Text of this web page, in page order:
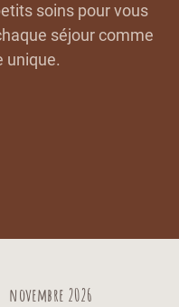
soins pour vous
séjour comme
unique.
novembre 2026